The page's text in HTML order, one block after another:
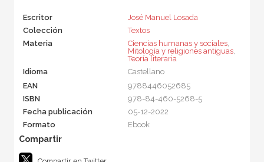
Escritor
José Manuel Losada
Colección
Textos
Materia
Ciencias humanas y sociales,
Mitología y religiones antiguas,
Teoría literaria
Idioma
Castellano
EAN
9788446052685
ISBN
978-84-460-5268-5
Fecha publicación
05-12-2022
Formato
Ebook